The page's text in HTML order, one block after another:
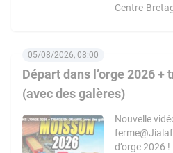
Centre-
Départ dans l’orge 2026 +
(avec des galères)
05/08/2026, 08:00
Nouvelle
d’orge 2026